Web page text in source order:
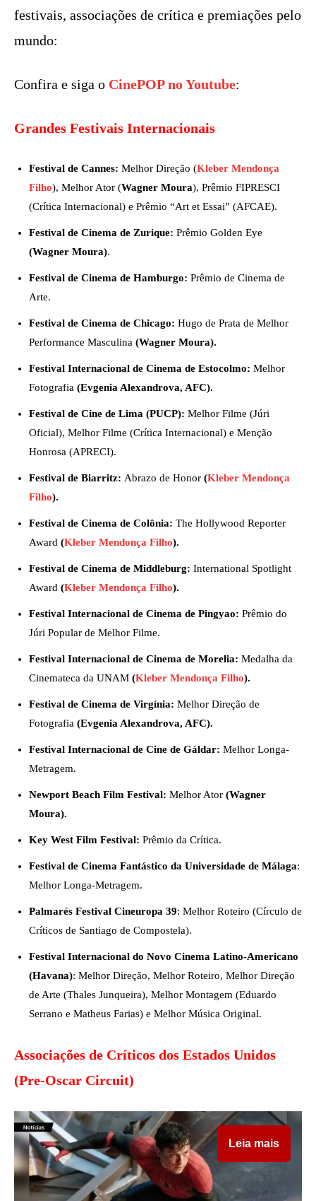
festivais, associações de crítica e premiações pelo
mundo:
Confira e siga o CinePOP no Youtube:
Grandes Festivais Internacionais
Festival de Cannes: Melhor Direção (Kleber Mendonça
Filho), Melhor Ator (Wagner Moura), Prêmio FIPRESCI
(Crítica Internacional) e Prêmio “Art et Essai” (AFCAE).
Festival de Cinema de Zurique: Prêmio Golden Eye
(Wagner Moura).
Festival de Cinema de Hamburgo: Prêmio de Cinema de
Arte.
Festival de Cinema de Chicago: Hugo de Prata de Melhor
Performance Masculina (Wagner Moura).
Festival Internacional de Cinema de Estocolmo: Melhor
Fotografia (Evgenia Alexandrova, AFC).
Festival de Cine de Lima (PUCP): Melhor Filme (Júri
Oficial), Melhor Filme (Crítica Internacional) e Menção
Honrosa (APRECI).
Festival de Biarritz: Abrazo de Honor (Kleber Mendonça
Filho).
Festival de Cinema de Colônia: The Hollywood Reporter
Award (Kleber Mendonça Filho).
Festival de Cinema de Middleburg: International Spotlight
Award (Kleber Mendonça Filho).
Festival Internacional de Cinema de Pingyao: Prêmio do
Júri Popular de Melhor Filme.
Festival Internacional de Cinema de Morelia: Medalha da
Cinemateca da UNAM (Kleber Mendonça Filho).
Festival de Cinema de Virgínia: Melhor Direção de
Fotografia (Evgenia Alexandrova, AFC).
Festival Internacional de Cine de Gáldar: Melhor Longa-
Metragem.
Newport Beach Film Festival: Melhor Ator (Wagner
Moura).
Key West Film Festival: Prêmio da Crítica.
Festival de Cinema Fantástico da Universidade de Málaga:
Melhor Longa-Metragem.
Palmarés Festival Cineuropa 39: Melhor Roteiro (Círculo de
Críticos de Santiago de Compostela).
Festival Internacional do Novo Cinema Latino-Americano
(Havana): Melhor Direção, Melhor Roteiro, Melhor Direção
de Arte (Thales Junqueira), Melhor Montagem (Eduardo
Serrano e Matheus Farias) e Melhor Música Original.
Associações de Críticos dos Estados Unidos
(Pre-Oscar Circuit)
Leia mais